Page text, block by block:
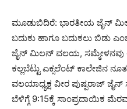
ಮೂಡುಬಿದಿರೆ: ಭಾರತೀಯ ಜೈನ್
ಬದುಕು ಹಾಗೂ ಬದುಕಲು ಬಿಡು
ಜೈನ್ ಮಿಲನ್ ವಲಯ, ಸಮ್ಮೇಳನವು
ಕಲ್ಲಬೆಟ್ಟು ಎಕ್ಸಲೆಂಟ್ ಕಾಲೇಜಿನ
ವಲಯಾಧ್ಯಕ್ಷ ವೀರ ಪುಷ್ಪರಾಜ್ ಜೈನ್
ಬೆಳಿಗ್ಗೆ 9:15ಕ್ಕೆ ಸಾಂಪ್ರದಾಯಿಕ